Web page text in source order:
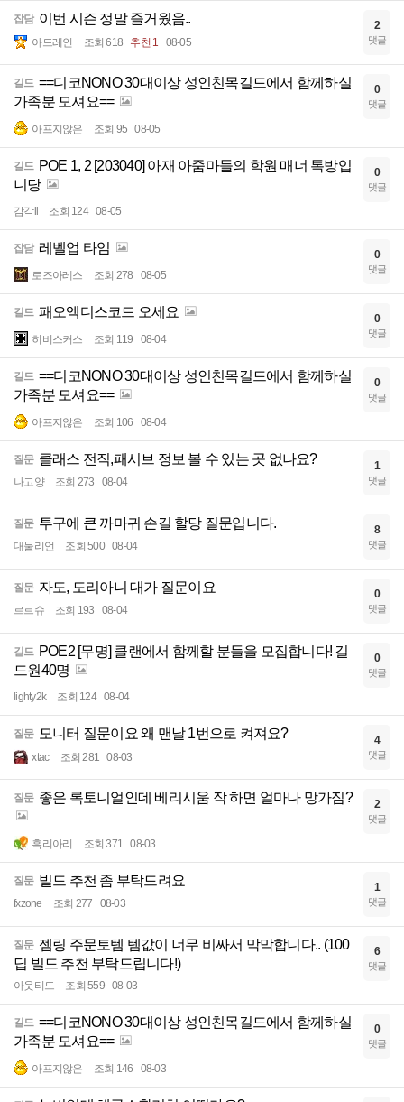
잡담 이번 시즌 정말 즐거웠음..
아드레인 조회 618 추천 1 08-05
2
댓글
길드 ==디코NONO 30대이상 성인친목길드에서 함께하실
가족분 모셔요==
아프지않은 조회 95 08-05
0
댓글
길드 POE 1, 2 [203040] 아재 아줌마들의 학원 매너 톡방입
니당
감각ll 조회 124 08-05
0
댓글
잡담 레벨업 타임
로즈아레스 조회 278 08-05
0
댓글
길드 패오엑디스코드 오세요
히비스커스 조회 119 08-04
0
댓글
길드 ==디코NONO 30대이상 성인친목길드에서 함께하실
가족분 모셔요==
아프지않은 조회 106 08-04
0
댓글
질문 클래스 전직,패시브 정보 볼 수 있는 곳 없나요?
나고양 조회 273 08-04
1
댓글
질문 투구에 큰 까마귀 손길 할당 질문입니다.
대물리언 조회 500 08-04
8
댓글
질문 자도, 도리아니 대가 질문이요
르르슈 조회 193 08-04
0
댓글
길드 POE2 [무명] 클랜에서 함께할 분들을 모집합니다! 길
드원40명
lighty2k 조회 124 08-04
0
댓글
질문 모니터 질문이요 왜 맨날 1번으로 켜져요?
xtac 조회 281 08-03
4
댓글
질문 좋은 록토니얼인데 베리시움 작 하면 얼마나 망가짐?
흑리아리 조회 371 08-03
2
댓글
질문 빌드 추천 좀 부탁드려요
fxzone 조회 277 08-03
1
댓글
질문 젬링 주문토템 템값이 너무 비싸서 막막합니다.. (100
딥 빌드 추천 부탁드립니다!)
아웃티드 조회 559 08-03
6
댓글
길드 ==디코NONO 30대이상 성인친목길드에서 함께하실
가족분 모셔요==
아프지않은 조회 146 08-03
0
댓글